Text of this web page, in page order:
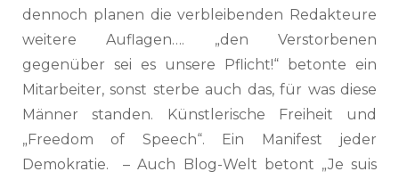
dennoch planen die verbleibenden Redakteure
weitere Auflagen…. „den Verstorbenen
gegenüber sei es unsere Pflicht!“ betonte ein
Mitarbeiter, sonst sterbe auch das, für was diese
Männer standen. Künstlerische Freiheit und
„Freedom of Speech“. Ein Manifest jeder
Demokratie. – Auch Blog-Welt betont „Je suis